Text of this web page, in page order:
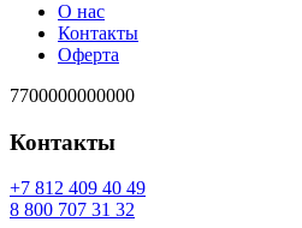
О нас
Контакты
Оферта
7700000000000
Контакты
94 04 904 218 7+
23 13 707 008 8